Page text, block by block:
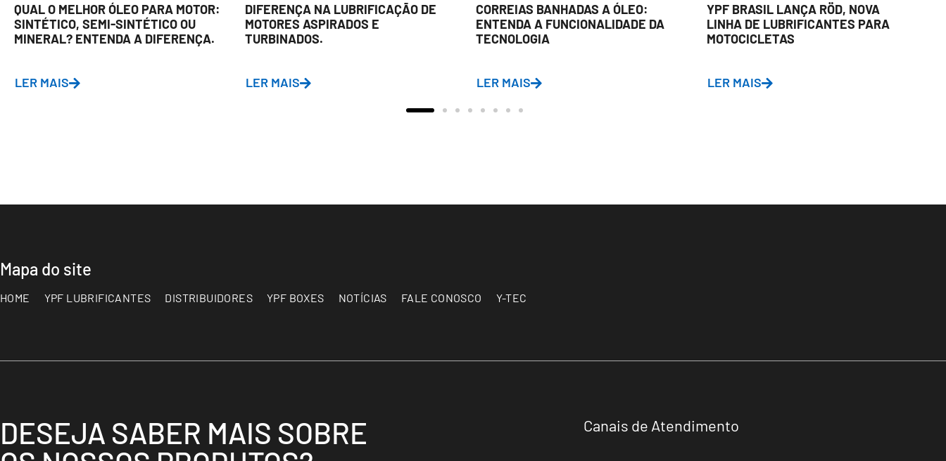
QUAL O MELHOR ÓLEO PARA MOTOR:
SINTÉTICO, SEMI-SINTÉTICO OU
MINERAL? ENTENDA A DIFERENÇA.
LER MAIS
DIFERENÇA NA LUBRIFICAÇÃO DE
MOTORES ASPIRADOS E
TURBINADOS.
LER MAIS
CORREIAS BANHADAS A ÓLEO:
ENTENDA A FUNCIONALIDADE DA
TECNOLOGIA
LER MAIS
YPF BRASIL LANÇA RÖD, NOVA
LINHA DE LUBRIFICANTES PARA
MOTOCICLETAS
LER MAIS
Mapa do site
HOME YPF LUBRIFICANTES DISTRIBUIDORES YPF BOXES NOTÍCIAS FALE CONOSCO Y-TEC
DESEJA SABER MAIS SOBRE
Canais de Atendimento